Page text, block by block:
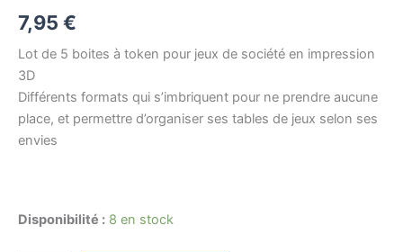
7,95 €
Lot de 5 boites à token pour jeux de société en impression
3D
Différents formats qui s’imbriquent pour ne prendre aucune
place, et permettre d’organiser ses tables de jeux selon ses
envies
Disponibilité : 8 en stock